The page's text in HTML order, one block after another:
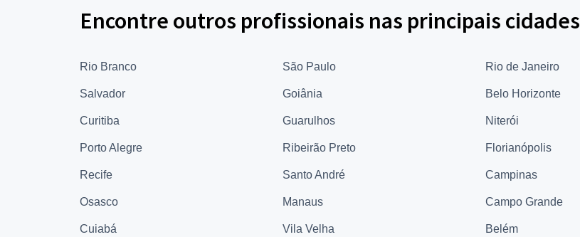
Encontre outros profissionais nas principais cidades
Rio Branco São Paulo Rio de Janeiro
Salvador Goiânia Belo Horizonte
Curitiba Guarulhos Niterói
Porto Alegre Ribeirão Preto Florianópolis
Recife Santo André Campinas
Osasco Manaus Campo Grande
Cuiabá Vila Velha Belém